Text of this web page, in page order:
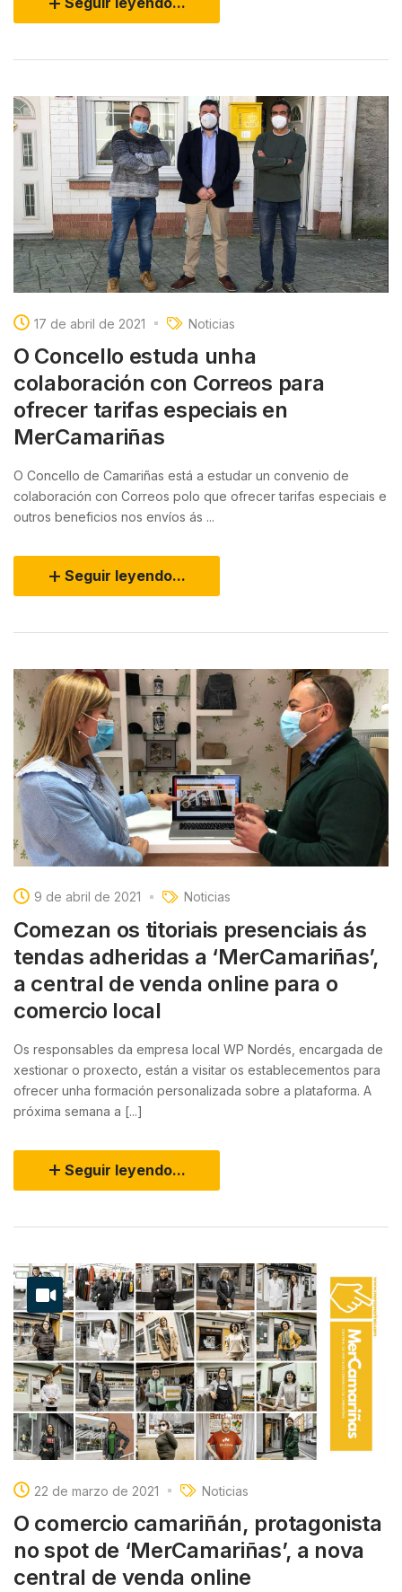
17 de abril de 2021 Noticias
O Concello estuda unha
colaboración con Correos para
ofrecer tarifas especiais en
MerCamariñas
O Concello de Camariñas está a estudar un convenio de
colaboración con Correos polo que ofrecer tarifas especiais e
outros beneficios nos envíos ás ...
Seguir leyendo...
9 de abril de 2021 Noticias
Comezan os titoriais presenciais ás
tendas adheridas a ‘MerCamariñas’,
a central de venda online para o
comercio local
Os responsables da empresa local WP Nordés, encargada de
xestionar o proxecto, están a visitar os establecementos para
ofrecer unha formación personalizada sobre a plataforma. A
próxima semana a [...]
Seguir leyendo...
22 de marzo de 2021 Noticias
O comercio camariñán, protagonista
no spot de ‘MerCamariñas’, a nova
central de venda online